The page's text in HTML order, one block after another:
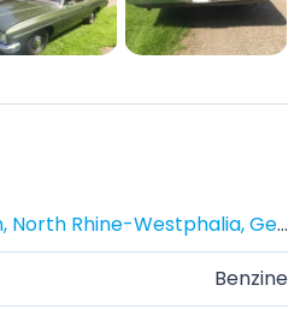
Bochum, North Rhine-Westphalia, Germany
Benzine